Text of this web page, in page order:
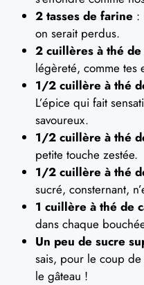
2 tasses de farine :
on serait perdus.
2 cuillères à thé
légèreté, comme tes
1/2 cuillère à thé
L’épice qui fait
savoureux.
1/2 cuillère à thé
petite touche zestée.
1/2 cuillère à thé
sucré, consternant,
1 cuillère à thé de
dans chaque
Un peu de sucre
sais, pour le coup
le gâteau !